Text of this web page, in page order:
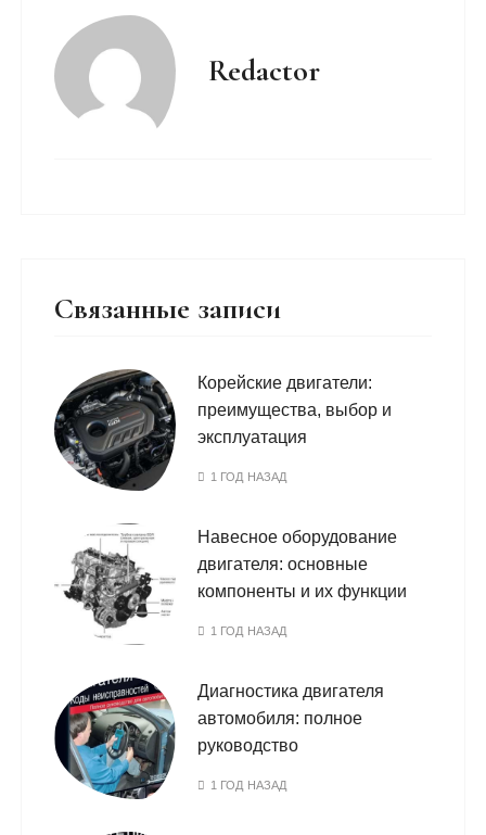
Redactor
Связанные записи
Корейские двигатели:
преимущества, выбор и
эксплуатация
1 ГОД НАЗАД
Навесное оборудование
двигателя: основные
компоненты и их функции
1 ГОД НАЗАД
Диагностика двигателя
автомобиля: полное
руководство
1 ГОД НАЗАД